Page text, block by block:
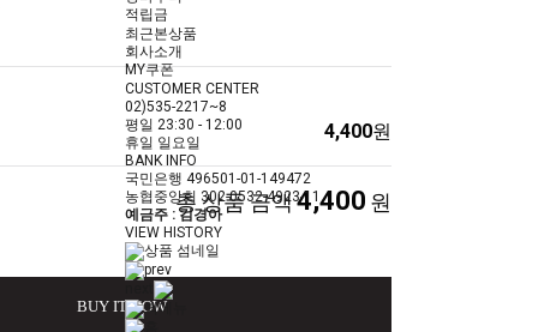
적립금
최근본상품
회사소개
MY쿠폰
CUSTOMER CENTER
02)535-2217~8
평일 23:30 - 12:00
휴일 일요일
BANK INFO
국민은행 496501-01-149472
농협중앙회 302-0532-4923-11
예금주 : 김경아
VIEW HISTORY
prev
4,400원
총 상품 금액4,400 원
BUY IT NOW